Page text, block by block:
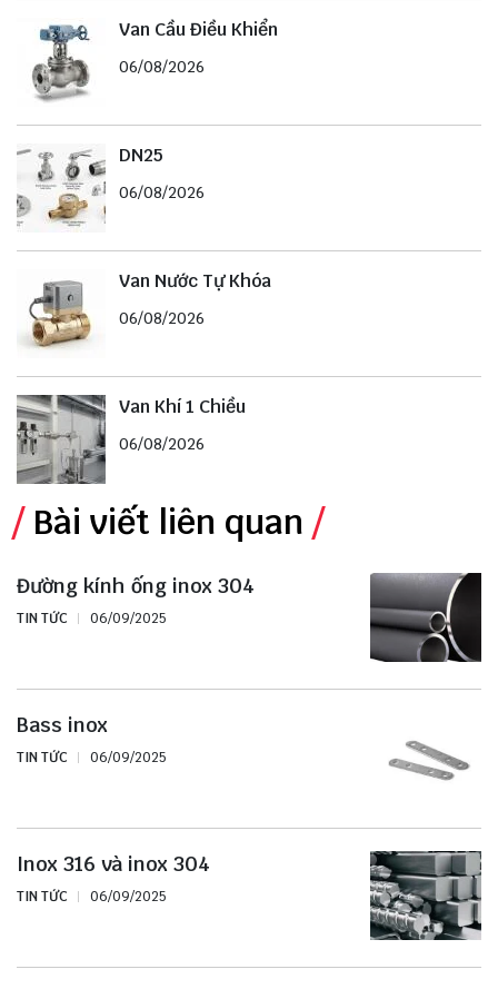
Van Cầu Điều Khiển
06/08/2026
DN25
06/08/2026
Van Nước Tự Khóa
06/08/2026
Van Khí 1 Chiều
06/08/2026
Bài viết liên quan
Đường kính ống inox 304
TIN TỨC 06/09/2025
Bass inox
TIN TỨC 06/09/2025
Inox 316 và inox 304
TIN TỨC 06/09/2025